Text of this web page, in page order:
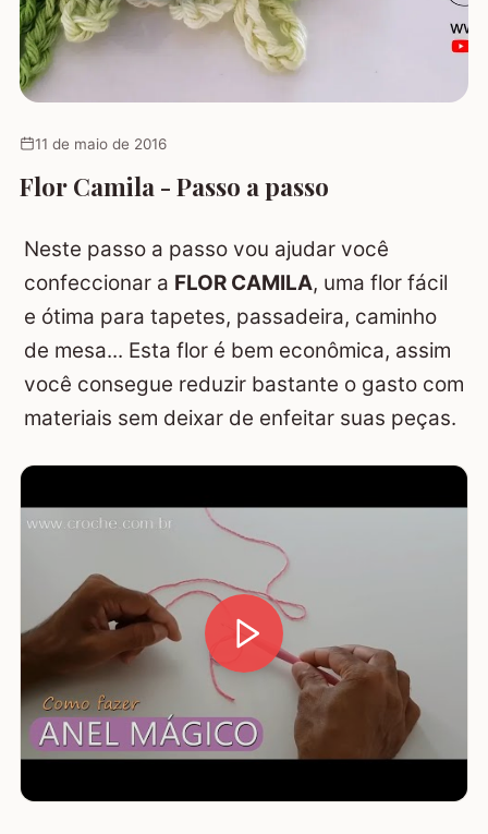
11 de maio de 2016
Flor Camila - Passo a passo
Neste passo a passo vou ajudar você
confeccionar a FLOR CAMILA, uma flor fácil
e ótima para tapetes, passadeira, caminho
de mesa... Esta flor é bem econômica, assim
você consegue reduzir bastante o gasto com
materiais sem deixar de enfeitar suas peças.